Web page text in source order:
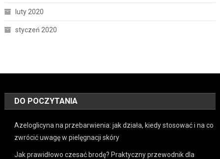
luty 2020
styczeń 2020
DO POCZYTANIA
Azeloglicyna na przebarwienia: jak działa, kiedy stosować i na co
zwrócić uwagę w pielęgnacji skóry
Jak prawidłowo czesać brodę? Praktyczny przewodnik dla